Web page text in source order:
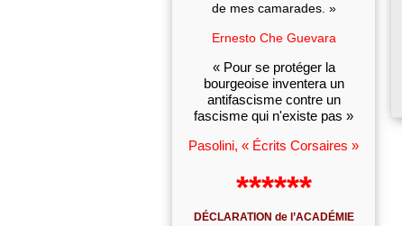
de mes camarades. »
Ernesto Che Guevara
« Pour se protéger la
bourgeoise inventera un
antifascisme contre un
fascisme qui n'existe pas »
Pasolini, « Écrits Corsaires »
******
DÉCLARATION de l’ACADÉMIE